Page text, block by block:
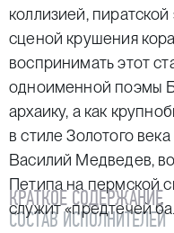
коллизией,
сценой крушения
воспринимать этот
одноименной поэмы
архаику, а как
в стиле Золотого
Василий Медведев,
Петипа на пермской
служит «предтечей
КРАТКОЕ СОДЕРЖАНИЕ
СОСТАВ ИСПОЛНИТЕЛЕЙ